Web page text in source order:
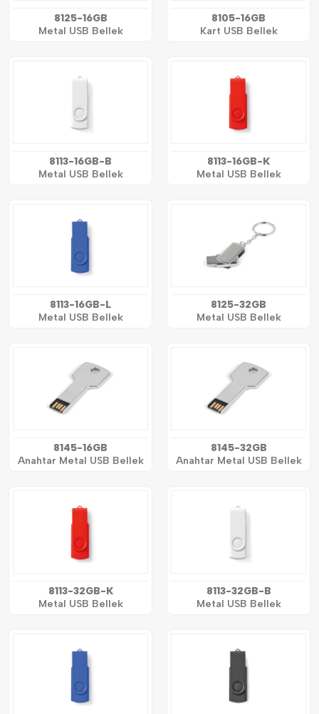
8125-16GB
Metal USB Bellek
8105-16GB
Kart USB Bellek
8113-16GB-B
Metal USB Bellek
8113-16GB-K
Metal USB Bellek
8113-16GB-L
Metal USB Bellek
8125-32GB
Metal USB Bellek
8145-16GB
Anahtar Metal USB Bellek
8145-32GB
Anahtar Metal USB Bellek
8113-32GB-K
Metal USB Bellek
8113-32GB-B
Metal USB Bellek